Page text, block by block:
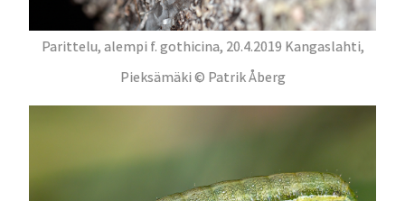
Parittelu, alempi f. gothicina, 20.4.2019 Kangaslahti,
Pieksämäki © Patrik Åberg